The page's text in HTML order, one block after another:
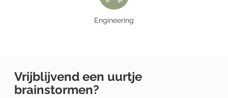
Engineering
Vrijblijvend een uurtje
brainstormen?